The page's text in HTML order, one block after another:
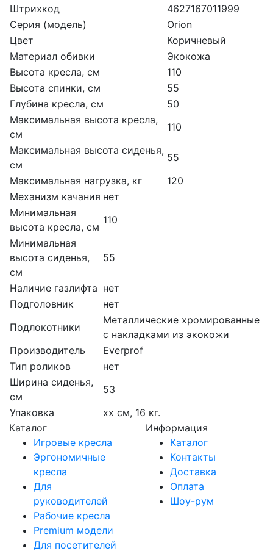
Штрихкод
4627167011999
Серия (модель)
Orion
Цвет
Коричневый
Материал обивки
Экокожа
Высота кресла, см
110
Высота спинки, см
55
Глубина кресла, см
50
Максимальная высота кресла,
см
110
Максимальная высота сиденья,
см
55
Максимальная нагрузка, кг
120
Механизм качания нет
Минимальная
высота кресла, см
110
Минимальная
высота сиденья,
см
55
Наличие газлифта нет
Подголовник
нет
Подлокотники
Металлические хромированные
с накладками из экокожи
Производитель
Everprof
Тип роликов
нет
Ширина сиденья,
см
53
Упаковка
xx см, 16 кг.
Каталог
Игровые кресла
Эргономичные
кресла
Для
руководителей
Рабочие кресла
Premium модели
Для посетителей
Информация
Каталог
Контакты
Доставка
Оплата
Шоу-рум